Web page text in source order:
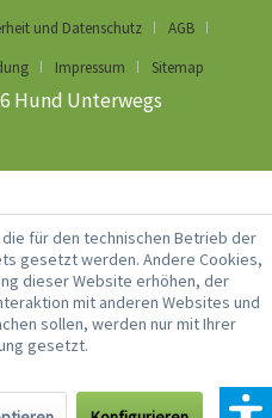
und Datenschutz
AGB
Impressum Sitemap
Hund Unterwegs
für den technischen Betrieb der
gesetzt werden. Andere Cookies,
dieser Website erhöhen, der
mit anderen Websites und
sollen, werden nur mit Ihrer
gesetzt.